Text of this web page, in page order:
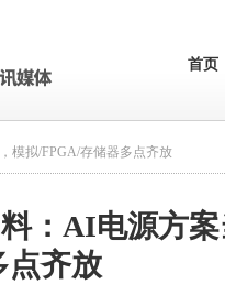
首页
模拟/FPGA/存储器多点齐放
：AI电源方
点齐放